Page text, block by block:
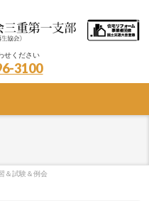
せください
3100
＆試験＆例会